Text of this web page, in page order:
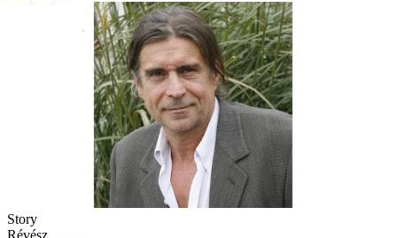
Story
Révész